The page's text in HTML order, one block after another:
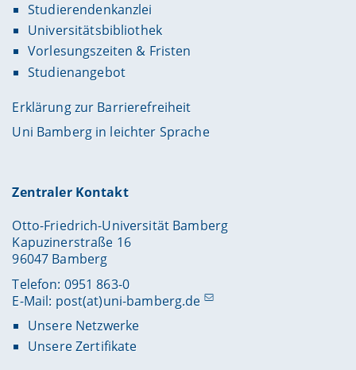
Studierendenkanzlei
Universitätsbibliothek
Vorlesungszeiten & Fristen
Studienangebot
Erklärung zur Barrierefreiheit
Uni Bamberg in leichter Sprache
Zentraler Kontakt
Otto-Friedrich-Universität Bamberg
Kapuzinerstraße 16
96047 Bamberg
Telefon: 0951 863-0
E-Mail: post(at)uni-bamberg.de
Unsere Netzwerke
Unsere Zertifikate